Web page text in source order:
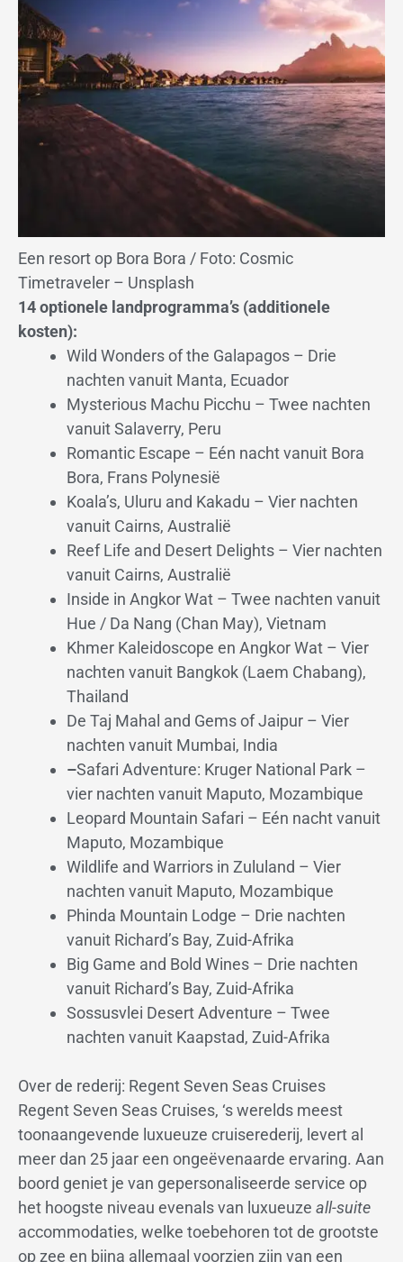
Een resort op Bora Bora / Foto: Cosmic
Timetraveler – Unsplash
14 optionele landprogramma’s (additionele
kosten):
Wild Wonders of the Galapagos – Drie
nachten vanuit Manta, Ecuador
Mysterious Machu Picchu – Twee nachten
vanuit Salaverry, Peru
Romantic Escape – Eén nacht vanuit Bora
Bora, Frans Polynesië
Koala’s, Uluru and Kakadu – Vier nachten
vanuit Cairns, Australië
Reef Life and Desert Delights – Vier nachten
vanuit Cairns, Australië
Inside in Angkor Wat – Twee nachten vanuit
Hue / Da Nang (Chan May), Vietnam
Khmer Kaleidoscope en Angkor Wat – Vier
nachten vanuit Bangkok (Laem Chabang),
Thailand
De Taj Mahal and Gems of Jaipur – Vier
nachten vanuit Mumbai, India
–Safari Adventure: Kruger National Park –
vier nachten vanuit Maputo, Mozambique
Leopard Mountain Safari – Eén nacht vanuit
Maputo, Mozambique
Wildlife and Warriors in Zululand – Vier
nachten vanuit Maputo, Mozambique
Phinda Mountain Lodge – Drie nachten
vanuit Richard’s Bay, Zuid-Afrika
Big Game and Bold Wines – Drie nachten
vanuit Richard’s Bay, Zuid-Afrika
Sossusvlei Desert Adventure – Twee
nachten vanuit Kaapstad, Zuid-Afrika
Over de rederij: Regent Seven Seas Cruises
Regent Seven Seas Cruises, ‘s werelds meest
toonaangevende luxueuze cruiserederij, levert al
meer dan 25 jaar een ongeëvenaarde ervaring. Aan
boord geniet je van gepersonaliseerde service op
het hoogste niveau evenals van luxueuze all-suite
accommodaties, welke toebehoren tot de grootste
op zee en bijna allemaal voorzien zijn van een